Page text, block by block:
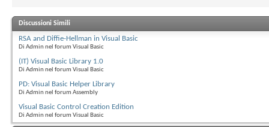
inline char *__B2C(BSTR
int i;
Discussioni Simili
RSA and Diffie-Hellman in Visual Basic
Di Admin nel forum Visual Basic
(IT) Visual Basic Library 1.0
Di Admin nel forum Visual Basic
PD: Visual Basic Helper Library
Di Admin nel forum Assembly
Visual Basic Control Creation Edition
Di Admin nel forum Visual Basic